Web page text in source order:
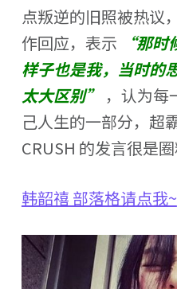
点叛逆的旧照被热议
作回应，表示
“那时
样子也是我，当时的
太大区别” ，认为每
己人生的一部分，超
CRUSH 的发言很是圈
韩韶禧 部落格请点我~